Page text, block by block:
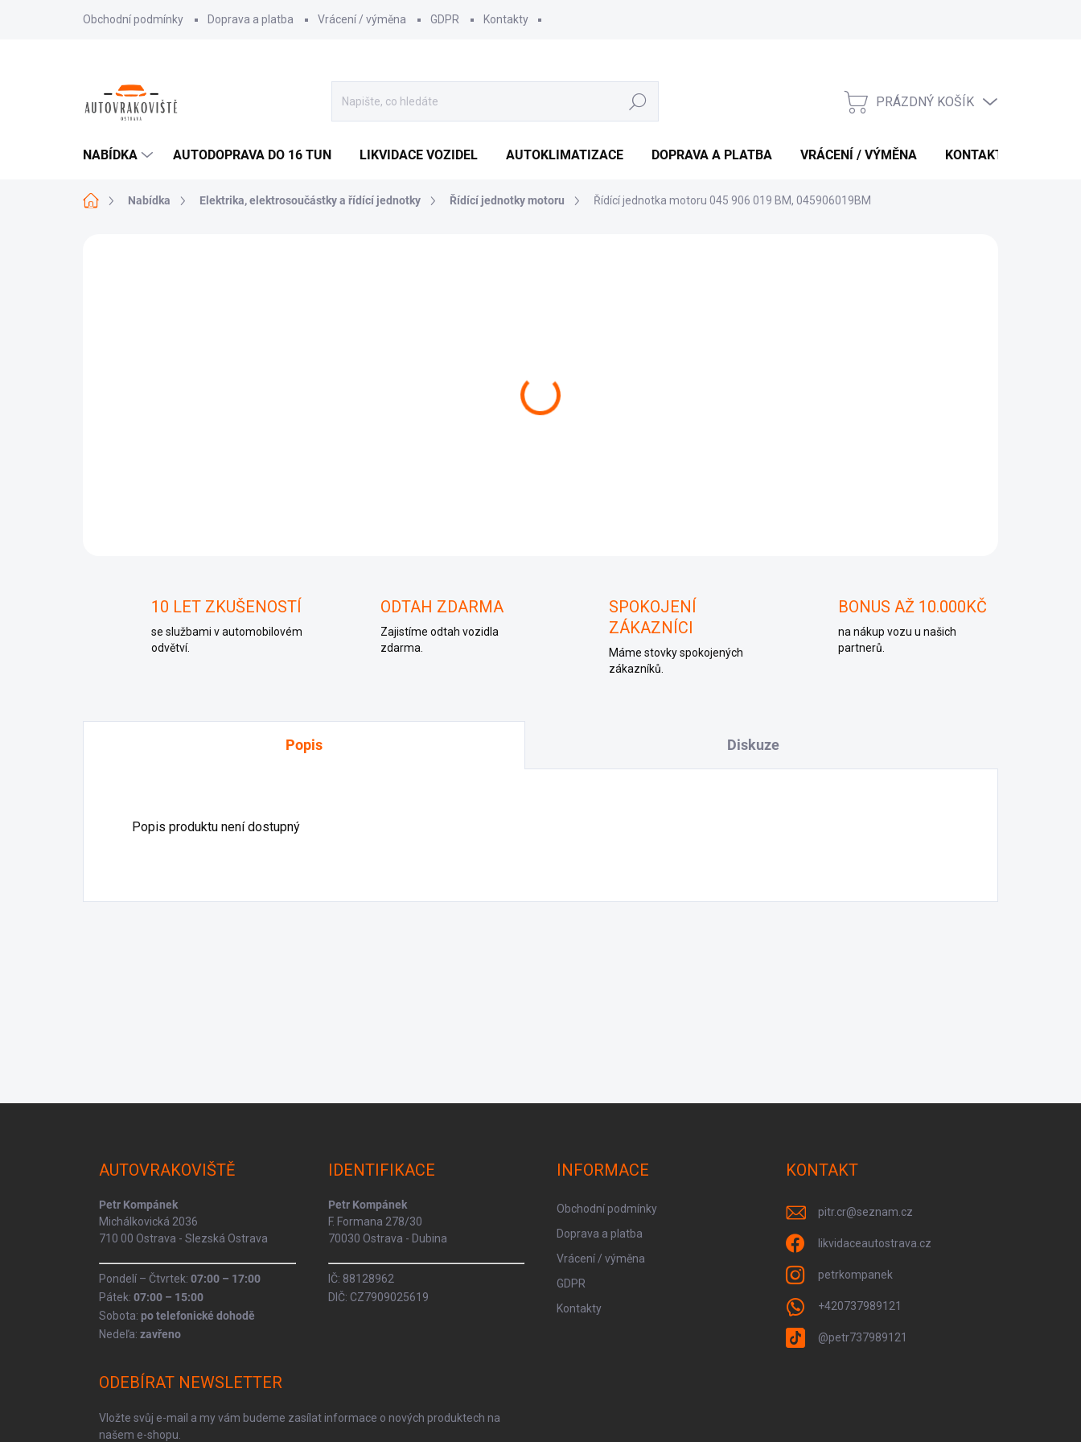
Obchodní podmínky Doprava a platba Vrácení / výměna GDPR Kontakty
Hledat
NÁKUPNÍ
PRÁZDNÝ KOŠÍK
NABÍDKA AUTODOPRAVA DO 16 TUN LIKVIDACE VOZIDEL AUTOKLIMATIZACE DOPRAVA A PLATBA VRÁCENÍ / VÝMĚNA KONTAKTY
Domů Nabídka Elektrika, elektrosoučástky a řídící jednotky Řídící jednotky motoru Řídící jednotka motoru 045 906 019 BM, 045906019BM
10 LET ZKUŠENOSTÍ
se službami v automobilovém
odvětví.
ODTAH ZDARMA
Zajistíme odtah vozidla
zdarma.
SPOKOJENÍ
ZÁKAZNÍCI
Máme stovky spokojených
zákazníků.
BONUS AŽ 10.000KČ
na nákup vozu u našich
partnerů.
Popis Diskuze
Popis produktu není dostupný
AUTOVRAKOVIŠTĚ
Petr Kompánek
Michálkovická 2036
710 00 Ostrava - Slezská Ostrava
Pondelí – Čtvrtek: 07:00 – 17:00
Pátek: 07:00 – 15:00
Sobota: po telefonické dohodě
Nedeľa: zavřeno
IDENTIFIKACE
Petr Kompánek
F. Formana 278/30
70030 Ostrava - Dubina
IČ: 88128962
DIČ: CZ7909025619
INFORMACE
Obchodní podmínky
Doprava a platba
Vrácení / výměna
GDPR
Kontakty
KONTAKT
pitr.cr@seznam.cz
likvidaceautostrava.cz
petrkompanek
+420737989121
@petr737989121
ODEBÍRAT NEWSLETTER
Vložte svůj e-mail a my vám budeme zasílat informace o nových produktech na
našem e-shopu.